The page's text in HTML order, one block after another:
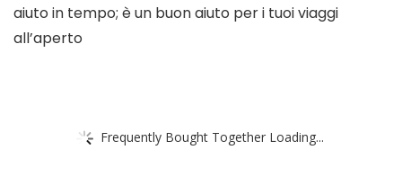
aiuto in tempo; è un buon aiuto per i tuoi viaggi
all’aperto
Frequently Bought Together Loading...